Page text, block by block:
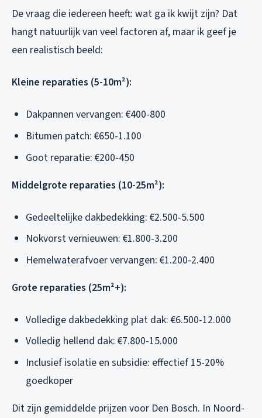
De vraag die iedereen heeft: wat ga ik kwijt zijn? Dat
hangt natuurlijk van veel factoren af, maar ik geef je
een realistisch beeld:
Kleine reparaties (5-10m²):
Dakpannen vervangen: €400-800
Bitumen patch: €650-1.100
Goot reparatie: €200-450
Middelgrote reparaties (10-25m²):
Gedeeltelijke dakbedekking: €2.500-5.500
Nokvorst vernieuwen: €1.800-3.200
Hemelwaterafvoer vervangen: €1.200-2.400
Grote reparaties (25m²+):
Volledige dakbedekking plat dak: €6.500-12.000
Volledig hellend dak: €7.800-15.000
Inclusief isolatie en subsidie: effectief 15-20%
goedkoper
Dit zijn gemiddelde prijzen voor Den Bosch. In Noord-